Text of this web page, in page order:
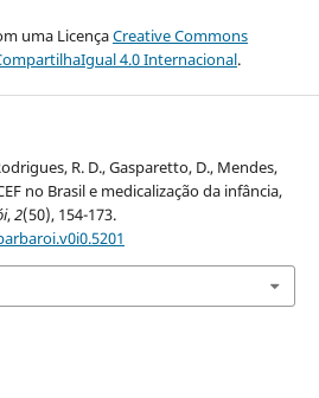
uma LicençaCreative Commons
4.0 Internacional.
R. D., Gasparetto, D., Mendes,
no Brasil e medicalização da infância,
,2(50), 154-173.